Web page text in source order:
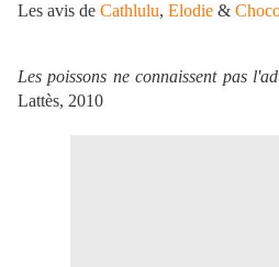
Les avis de Cathlulu, Elodie &
Les poissons ne connaissent pas
Lattès, 2010